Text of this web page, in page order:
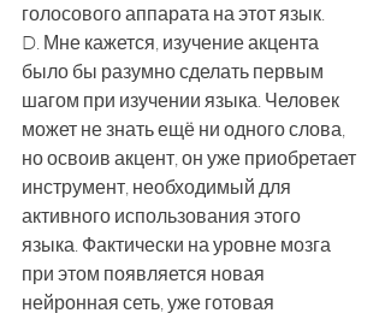
голосового аппарата на этот язык.
D. Мне кажется, изучение акцента
было бы разумно сделать первым
шагом при изучении языка. Человек
может не знать ещё ни одного слова,
но освоив акцент, он уже приобретает
инструмент, необходимый для
активного использования этого
языка. Фактически на уровне мозга
при этом появляется новая
нейронная сеть, уже готовая